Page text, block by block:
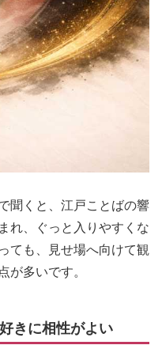
聞くと、江戸ことばの響
れ、ぐっと入りやすくな
ても、見せ場へ向けて観
が多いです。
きに相性がよい